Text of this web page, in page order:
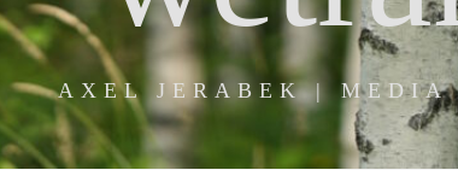
AXEL JERABEK | MEDIA